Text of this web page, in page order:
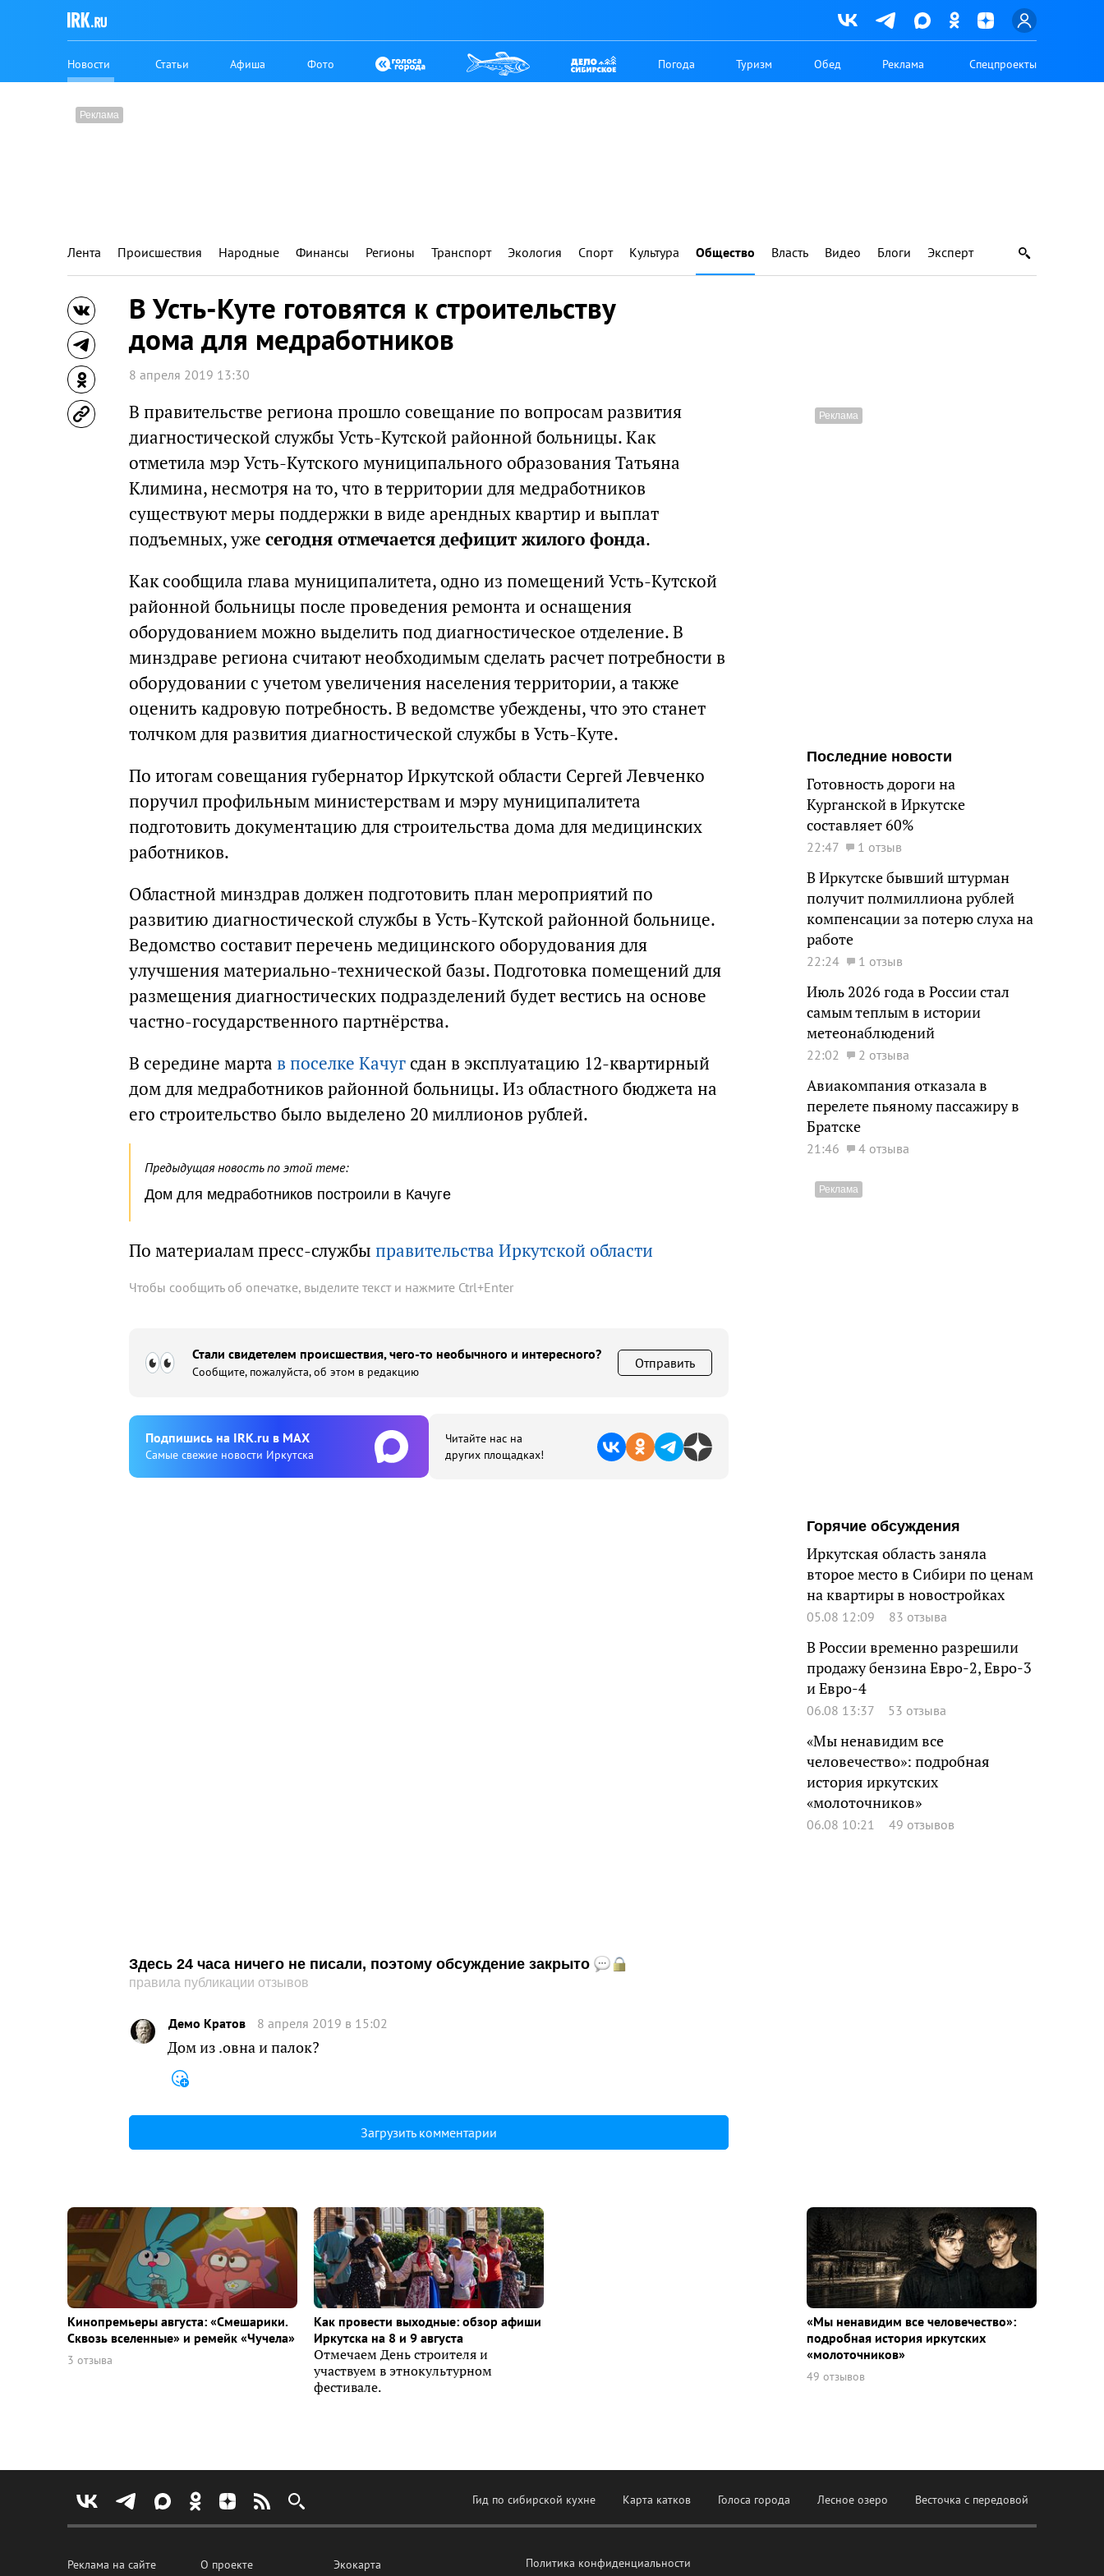
Новости Статьи Афиша Фото Погода Туризм Обед Реклама Спецпроекты
Лента Происшествия Народные Финансы Регионы Транспорт Экология Спорт Культура Общество Власть Видео Блоги Эксперт
В Усть-Куте готовятся к строительству
дома для медработников
8 апреля 2019 13:30
В правительстве региона прошло совещание по вопросам развития
диагностической службы Усть-Кутской районной больницы. Как
отметила мэр Усть-Кутского муниципального образования Татьяна
Климина, несмотря на то, что в территории для медработников
существуют меры поддержки в виде арендных квартир и выплат
подъемных, уже сегодня отмечается дефицит жилого фонда.
Как сообщила глава муниципалитета, одно из помещений Усть-Кутской
районной больницы после проведения ремонта и оснащения
оборудованием можно выделить под диагностическое отделение. В
минздраве региона считают необходимым сделать расчет потребности в
оборудовании с учетом увеличения населения территории, а также
оценить кадровую потребность. В ведомстве убеждены, что это станет
толчком для развития диагностической службы в Усть-Куте.
По итогам совещания губернатор Иркутской области Сергей Левченко
поручил профильным министерствам и мэру муниципалитета
подготовить документацию для строительства дома для медицинских
работников.
Областной минздрав должен подготовить план мероприятий по
развитию диагностической службы в Усть-Кутской районной больнице.
Ведомство составит перечень медицинского оборудования для
улучшения материально-технической базы. Подготовка помещений для
размещения диагностических подразделений будет вестись на основе
частно-государственного партнёрства.
В середине марта в поселке Качугсдан в эксплуатацию 12-квартирный
дом для медработников районной больницы. Из областного бюджета на
его строительство было выделено 20 миллионов рублей.
Предыдущая новость по этой теме:
Дом для медработников построили в Качуге
По материалам пресс-службы правительства Иркутской области
Чтобы сообщить об опечатке, выделите текст и нажмите Ctrl+Enter
Стали свидетелем происшествия, чего-то необычного и интересного?
Сообщите, пожалуйста, об этом в редакцию
Отправить
Подпишиcь на IRK.ru в MAX
Cамые свежие новости Иркутска
Читайте нас на
других площадках!
Здесь 24 часа ничего не писали, поэтому обсуждение закрыто
правила публикации отзывов
Демо Кратов 8 апреля 2019 в 15:02
Дом из .овна и палок?
Загрузить комментарии
Последние новости
Готовность дороги на
Курганской в Иркутске
составляет 60%
22:47 1 отзыв
В Иркутске бывший штурман
получит полмиллиона рублей
компенсации за потерю слуха на
работе
22:24 1 отзыв
Июль 2026 года в России стал
самым теплым в истории
метеонаблюдений
22:02 2 отзыва
Авиакомпания отказала в
перелете пьяному пассажиру в
Братске
21:46 4 отзыва
Горячие обсуждения
Иркутская область заняла
второе место в Сибири по ценам
на квартиры в новостройках
05.08 12:09 83 отзыва
В России временно разрешили
продажу бензина Евро-2, Евро-3
и Евро-4
06.08 13:37 53 отзыва
«Мы ненавидим все
человечество»: подробная
история иркутских
«молоточников»
06.08 10:21 49 отзывов
Кинопремьеры августа: «Смешарики.
Сквозь вселенные» и ремейк «Чучела»
3 отзыва
Как провести выходные: обзор афиши
Иркутска на 8 и 9 августа
Отмечаем День строителя и
участвуем в этнокультурном
фестивале.
«Мы ненавидим все человечество»:
подробная история иркутских
«молоточников»
49 отзывов
Гид по сибирской кухне Карта катков Голоса города Лесное озеро Весточка с передовой
Реклама на сайте
О проекте
Экокарта
Политика конфиденциальности